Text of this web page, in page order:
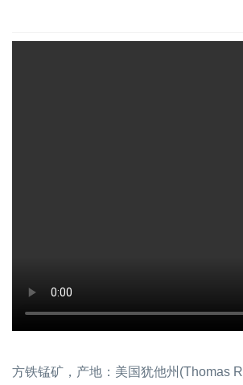
方铁锰矿，产地：美国犹他州(Thomas